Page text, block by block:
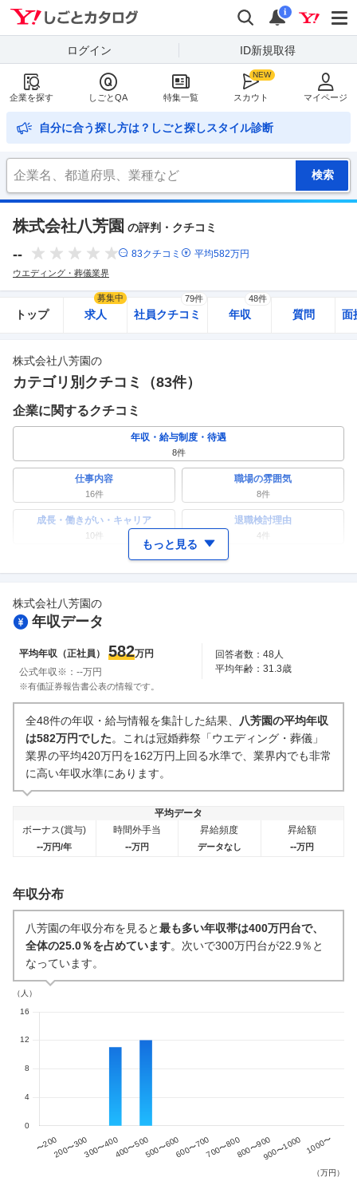
検索
通知
i
ログイン ID新規取得
企業を探す しごとQA 特集一覧 スカウト マイページ
自分に合う探し方は？しごと探しスタイル診断
株式会社八芳園 の評判・クチコミ
-- 83クチコミ 平均582万円
ウエディング・葬儀業界
トップ 求人
募集中
社員クチコミ
79件
年収
48件
質問 面
株式会社八芳園の
カテゴリ別クチコミ（83件）
企業に関するクチコミ
年収・給与制度・待遇
8件
仕事内容
16件
職場の雰囲気
8件
成長・働きがい・キャリア
10件
退職検討理由
4件
ワークライフバランス 女性の活躍・働きやすさ
副業
2件
人事・評価制度
6件 6 件
企業の選考に関するクチコミ
中途採用面接・選考
0件
新卒採用面接・選考
2 件
もっと見る
株式会社八芳園の
年収データ
平均年収（正社員） 582万円
公式年収※： --万円
回答者数：48 人
平均年齢：31.3歳
※有価証券報告書公表の情報です。
全48件の年収・給与情報を集計した結果、
八芳園の平均年収
は582万円でした。これは冠婚葬祭「ウエディング・葬儀」
業界の平均420万円を162万円上回る水準で、業界内でも非常
に高い年収水準にあります。
平均データ
ボーナス(賞与)
--万円/年
時間外手当
--万円
昇給頻度
データなし
昇給額
--万円
年収分布
八芳園の年収分布を見ると最も多い年収帯は400万円台で、
全体の25.0％を占めています。次いで300万円台が22.9％と
なっています。